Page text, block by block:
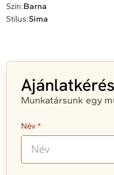
Szín:Barna
Stílus:Sima
Ajánlatkérés
Munkatársunk egy
Név